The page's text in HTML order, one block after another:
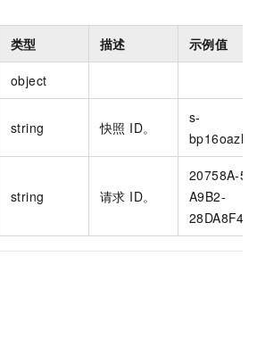
类型 描述 示例值
object
string 快照 ID。
s-
string 请求 ID。
20758A-
A9B2-